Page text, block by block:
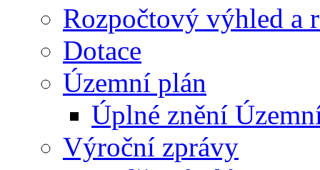
Rozpočtový výhled a
Dotace
Územní plán
Úplné znění
Výroční zprávy